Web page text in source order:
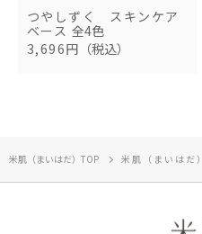
つやしずく スキンケア
ベース 全4色
3,696円 （税込）
米肌（まいはだ）TOP 米肌（まいはだ）